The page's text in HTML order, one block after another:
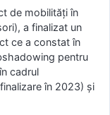
de mobilități în
a finalizat un
ce a constat în
pentru
cadrul
în 2023) și